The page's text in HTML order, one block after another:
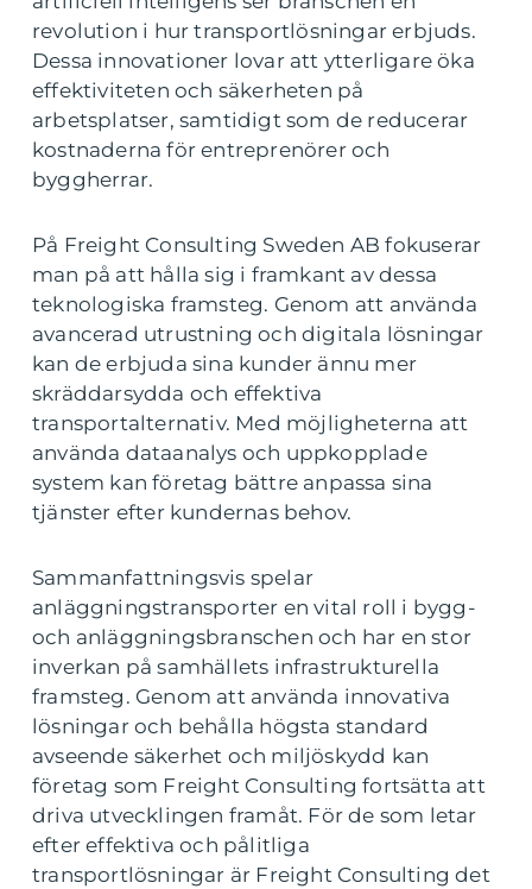
revolution i hur transportlösningar erbjuds.
Dessa innovationer lovar att ytterligare öka
effektiviteten och säkerheten på
arbetsplatser, samtidigt som de reducerar
kostnaderna för entreprenörer och
byggherrar.
På Freight Consulting Sweden AB fokuserar
man på att hålla sig i framkant av dessa
teknologiska framsteg. Genom att använda
avancerad utrustning och digitala lösningar
kan de erbjuda sina kunder ännu mer
skräddarsydda och effektiva
transportalternativ. Med möjligheterna att
använda dataanalys och uppkopplade
system kan företag bättre anpassa sina
tjänster efter kundernas behov.
Sammanfattningsvis spelar
anläggningstransporter en vital roll i bygg-
och anläggningsbranschen och har en stor
inverkan på samhällets infrastrukturella
framsteg. Genom att använda innovativa
lösningar och behålla högsta standard
avseende säkerhet och miljöskydd kan
företag som Freight Consulting fortsätta att
driva utvecklingen framåt. För de som letar
efter effektiva och pålitliga
transportlösningar är Freight Consulting det